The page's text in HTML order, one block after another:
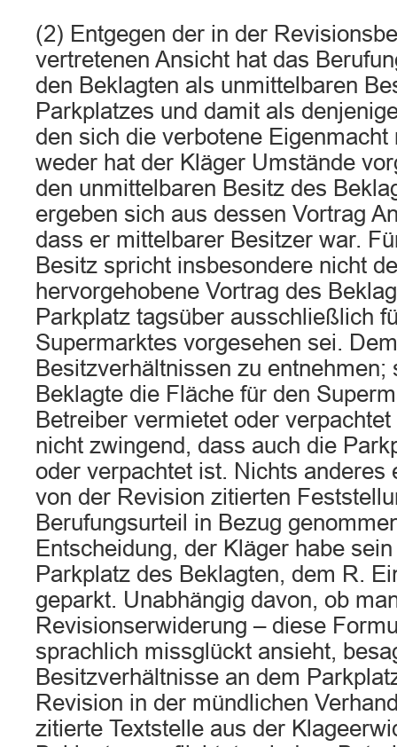
(2) Entgegen der in der
vertretenen Ansicht hat das
den Beklagten als unmittelbaren
Parkplatzes und damit als
den sich die verbotene Eigenmacht
weder hat der Kläger Umstände
den unmittelbaren Besitz des
ergeben sich aus dessen Vortrag
dass er mittelbarer Besitzer war.
Besitz spricht insbesondere nicht
hervorgehobene Vortrag des
Parkplatz tagsüber ausschließlich
Supermarktes vorgesehen sei.
Besitzverhältnissen zu entnehmen;
Beklagte die Fläche für den
Betreiber vermietet oder
nicht zwingend, dass auch die
oder verpachtet ist. Nichts anderes
von der Revision zitierten
Berufungsurteil in Bezug
Entscheidung, der Kläger habe
Parkplatz des Beklagten, dem R.
geparkt. Unabhängig davon, ob
Revisionserwiderung – diese
sprachlich missglückt ansieht,
Besitzverhältnisse an dem
Revision in der mündlichen
zitierte Textstelle aus der